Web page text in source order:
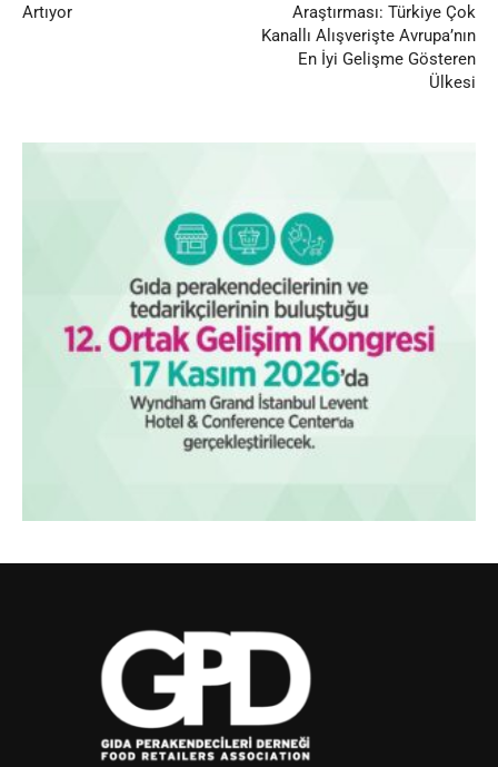
Artıyor
Araştırması: Türkiye Çok
Kanallı Alışverişte Avrupa’nın
En İyi Gelişme Gösteren
Ülkesi